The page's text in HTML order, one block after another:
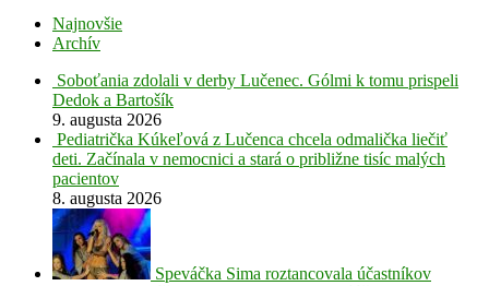
Najnovšie
Archív
Soboťania zdolali v derby Lučenec. Gólmi k tomu prispeli
Dedok a Bartošík
9. augusta 2026
Pediatrička Kúkeľová z Lučenca chcela odmalička liečiť
deti. Začínala v nemocnici a stará o približne tisíc malých
pacientov
8. augusta 2026
Speváčka Sima roztancovala účastníkov